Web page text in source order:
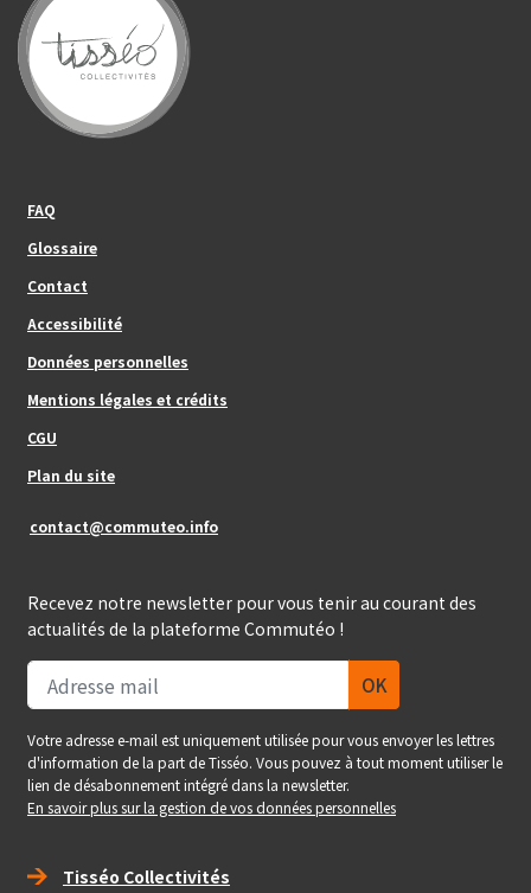
FAQ
Glossaire
Contact
Footer_center
Accessibilité
Données personnelles
Mentions légales et crédits
CGU
Plan du site
contact@commuteo.info
Recevez notre newsletter pour vous tenir au courant des
actualités de la plateforme Commutéo !
Votre adresse e-mail est uniquement utilisée pour vous envoyer les lettres
d'information de la part de Tisséo. Vous pouvez à tout moment utiliser le
lien de désabonnement intégré dans la newsletter.
En savoir plus sur la gestion de vos données personnelles
Right_footer
Tisséo Collectivités